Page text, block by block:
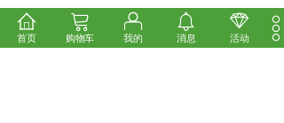
首页 购物车 我的 消息 活动